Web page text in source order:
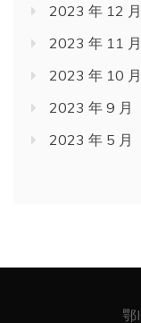
2023 年 12 月
2023 年 11 月
2023 年 10 月
2023 年 9 月
2023 年 5 月